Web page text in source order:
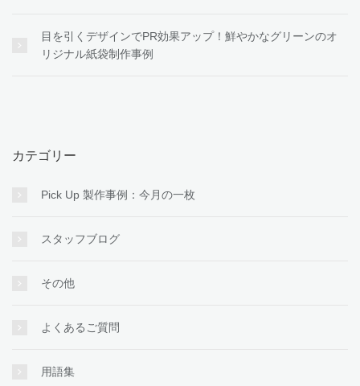
目を引くデザインでPR効果アップ！鮮やかなグリーンのオ
リジナル紙袋制作事例
カテゴリー
Pick Up 製作事例：今月の一枚
スタッフブログ
その他
よくあるご質問
用語集